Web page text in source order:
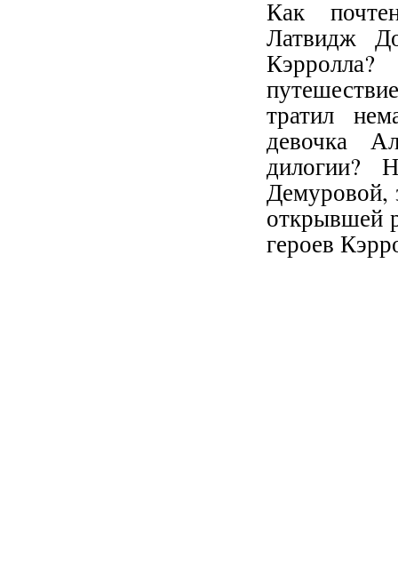
Как
Латвидж
Кэрролла?
тратил
девочка
дилогии?
Демуровой,
открывшей
героев